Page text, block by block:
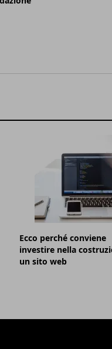
Ecco perché conviene
investire nella
un sito web